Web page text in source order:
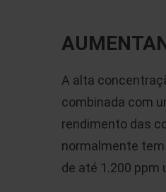
A alta
combinada com
rendimento das
normalmente
de até 1.200 ppm